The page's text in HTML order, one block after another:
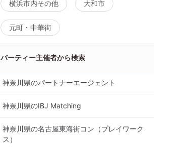
横浜市内その他 大和市
元町・中華街
パーティー主催者から検索
神奈川県のパートナーエージェント
神奈川県のIBJ Matching
神奈川県の名古屋東海街コン（プレイワーク
ス）